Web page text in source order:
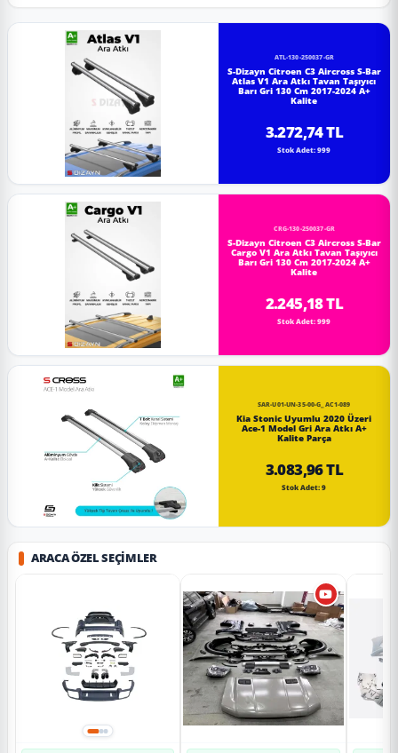
ATL-130-250037-GR
S-Dizayn Citroen C3 Aircross S-Bar
Atlas V1 Ara Atkı Tavan Taşıyıcı
Barı Gri 130 Cm 2017-2024 A+
Kalite
3.272,74 TL
Stok Adet: 999
CRG-130-250037-GR
S-Dizayn Citroen C3 Aircross S-Bar
Cargo V1 Ara Atkı Tavan Taşıyıcı
Barı Gri 130 Cm 2017-2024 A+
Kalite
2.245,18 TL
Stok Adet: 999
SAR-U01-UN-35-00-G_AC1-089
Kia Stonic Uyumlu 2020 Üzeri
Ace-1 Model Gri Ara Atkı A+
Kalite Parça
3.083,96 TL
Stok Adet: 9
ARACA ÖZEL SEÇIMLER